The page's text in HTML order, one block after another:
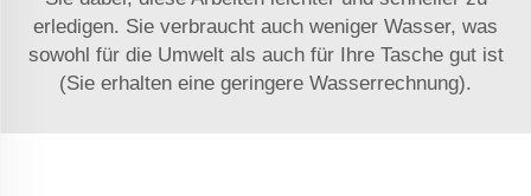
erledigen. Sie verbraucht auch weniger Wasser, was
sowohl für die Umwelt als auch für Ihre Tasche gut ist
(Sie erhalten eine geringere Wasserrechnung).